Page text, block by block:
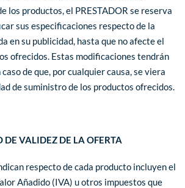
los productos, el PRESTADOR se reserva
sus especificaciones respecto de la
en su publicidad, hasta que no afecte el
ofrecidos. Estas modificaciones tendrán
de que, por cualquier causa, se viera
de suministro de los productos ofrecidos.
DE VALIDEZ DE LA OFERTA
respecto de cada producto incluyen el
Añadido (IVA) u otros impuestos que